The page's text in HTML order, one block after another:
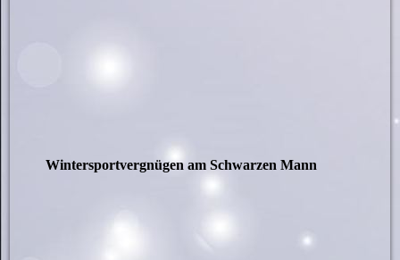
Wintersportvergnügen am Schwarzen Mann